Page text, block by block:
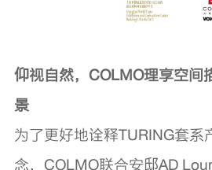
仰视自然，COLMO理享空间
景
为了更好地诠释TURING套系
念，COLMO联合安邸AD